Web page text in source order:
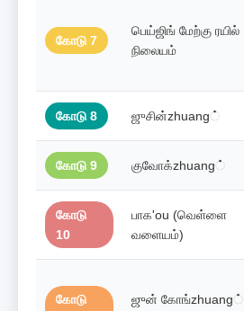
கோடு 7
பெய்ஜிங் மேற்கு ரயில்
நிலையம்
கோடு 8 ஜுசின்zhuang்
கோடு 9 குவோக்zhuang்
கோடு
10
பாக'ou (வெள்ளை
வளையம்)
கோடு
ஜுன் கோங்zhuang்